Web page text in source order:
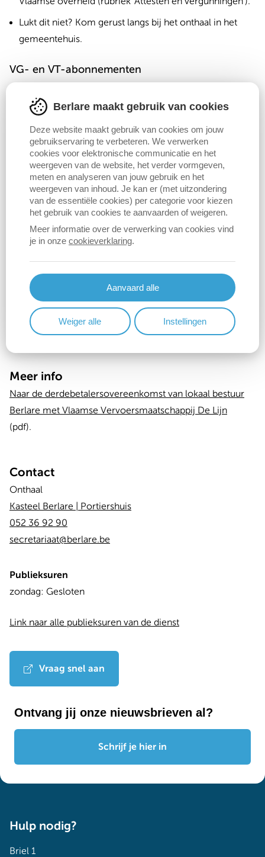
Lukt dit niet? Kom gerust langs bij het onthaal in het
gemeentehuis.
VG- en VT-abonnementen
Inwoners van 12 tot en met 24 jaar en inwoners van 60
tot en met 64 jaar die recht hebben op een abonnement
aan verlaagd tarief (VG- en VT-abonnementen), krijgen
automatisch 75% korting op de kostprijs. Deze inwoners
wenden zich tot het OCMW (VG-abonnement) of de
mutualiteit (VT-abonnement).
Korting
Inwoners van 12 tot en met 24 jaar krijgen
automatisch een korting van 20% op het abonnement.
60 tot en met 64 jaar die recht hebben op een
abonnement aan verlaagd tarief (VG-VT
abonnementen), krijgen automatisch 75% korting op
de kostprijs.
Meer info
Naar de derdebetalersovereenkomst van lokaal bestuur
Berlare met Vlaamse Vervoersmaatschappij De Lijn
(pdf).
Contact
Onthaal
Kasteel Berlare | Portiershuis
052 36 92 90
secretariaat@berlare.be
Publieksuren
Dag
Time
zondag: Gesloten
Link naar alle publieksuren van de dienst
Vraag snel aan
Ontvang jij onze nieuwsbrieven al?
Schrijf je hier in
Hulp nodig?
Briel 1
Berlare maakt gebruik van cookies
Deze website maakt gebruik van cookies om jouw
gebruikservaring te verbeteren. We verwerken
cookies voor elektronische communicatie en het
weergeven van de website, het verder vormgeven,
meten en analyseren van jouw gebruik en het
weergeven van inhoud. Je kan er (met uitzondering
van de essentiële cookies) per categorie voor kiezen
het gebruik van cookies te aanvaarden of weigeren.
Meer informatie over de verwerking van cookies vind
je in onze cookieverklaring.
Aanvaard alle
Weiger alle Instellingen